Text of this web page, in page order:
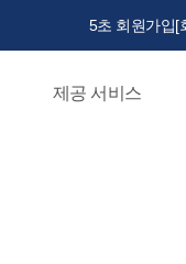
5초 회원가입[
제공 서비스